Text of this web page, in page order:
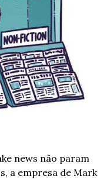
news não param
a empresa de Mark